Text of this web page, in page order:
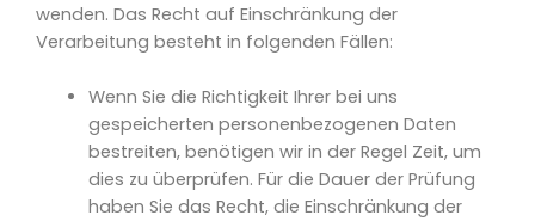
wenden. Das Recht auf Einschränkung der
Verarbeitung besteht in folgenden Fällen:
Wenn Sie die Richtigkeit Ihrer bei uns
gespeicherten personenbezogenen Daten
bestreiten, benötigen wir in der Regel Zeit, um
dies zu überprüfen. Für die Dauer der Prüfung
haben Sie das Recht, die Einschränkung der